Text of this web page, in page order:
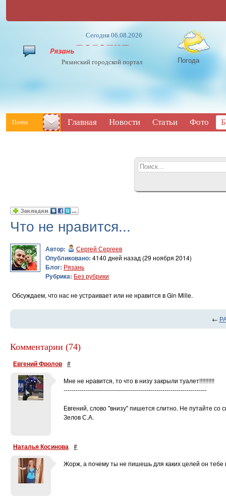
Сегодня 06.08.2026
Рязанский городской портал Погода
Почта Главная Новости Статьи Фото
Что не нравится...
Автор: Сергей Сергеев
Опубликовано: 4140 дней назад (29 ноября 2014)
Блог: Рязань
Рубрика: Без рубрики
Обсуждаем, что нас не устраивает или не нравится в Gin Mille.
←
Комментарии (74)
Евгений Фролов #
Мне не нравится, то что в низу закрыли туалет!!!!!!!!!!
-----------------------------------------------------------------------
Евгений, слово "внизу" пишется слитно. Не путайте со
Зелов С.А.
Наталья Косинова #
Жорж, а почему ты не пишешь для каких целей он тебе